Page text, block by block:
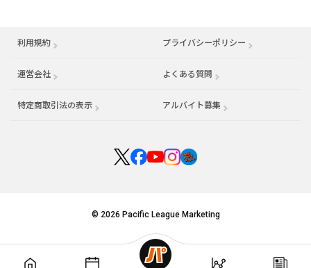
利用規約 プライバシーポリシー
運営会社 （別ウィンドウで開く） よくある質問
特定商取引法の表示 アルバイト募集 （別ウィンドウで開く
© 2026 Pacific League Marketing